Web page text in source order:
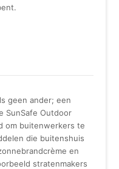
geen ander; een
SunSafe Outdoor
om buitenwerkers te
die buitenshuis
en
stratenmakers